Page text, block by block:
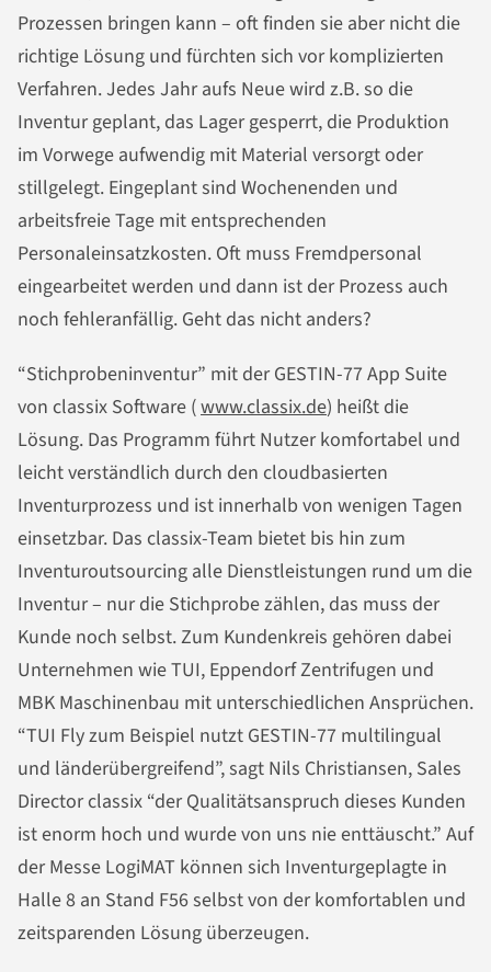
Prozessen bringen kann – oft finden sie aber nicht die
richtige Lösung und fürchten sich vor komplizierten
Verfahren. Jedes Jahr aufs Neue wird z.B. so die
Inventur geplant, das Lager gesperrt, die Produktion
im Vorwege aufwendig mit Material versorgt oder
stillgelegt. Eingeplant sind Wochenenden und
arbeitsfreie Tage mit entsprechenden
Personaleinsatzkosten. Oft muss Fremdpersonal
eingearbeitet werden und dann ist der Prozess auch
noch fehleranfällig. Geht das nicht anders?
“Stichprobeninventur” mit der GESTIN-77 App Suite
von classix Software (www.classix.de) heißt die
Lösung. Das Programm führt Nutzer komfortabel und
leicht verständlich durch den cloudbasierten
Inventurprozess und ist innerhalb von wenigen Tagen
einsetzbar. Das classix-Team bietet bis hin zum
Inventuroutsourcing alle Dienstleistungen rund um die
Inventur – nur die Stichprobe zählen, das muss der
Kunde noch selbst. Zum Kundenkreis gehören dabei
Unternehmen wie TUI, Eppendorf Zentrifugen und
MBK Maschinenbau mit unterschiedlichen Ansprüchen.
“TUI Fly zum Beispiel nutzt GESTIN-77 multilingual
und länderübergreifend”, sagt Nils Christiansen, Sales
Director classix “der Qualitätsanspruch dieses Kunden
ist enorm hoch und wurde von uns nie enttäuscht.” Auf
der Messe LogiMAT können sich Inventurgeplagte in
Halle 8 an Stand F56 selbst von der komfortablen und
zeitsparenden Lösung überzeugen.